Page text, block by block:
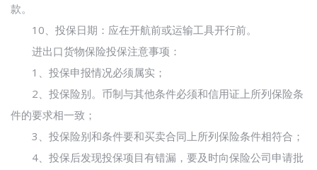
款。
10、投保日期：应在开航前或运输工具开行前。
进出口货物保险投保注意事项：
1、投保申报情况必须属实；
2、投保险别。币制与其他条件必须和信用证上所列保险条
件的要求相一致；
3、投保险别和条件要和买卖合同上所列保险条件相符合；
4、投保后发现投保项目有错漏，要及时向保险公司申请批